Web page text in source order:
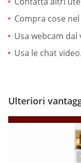
Compra cose
Usa webcam dal
Usa le chat video.
Ulteriori